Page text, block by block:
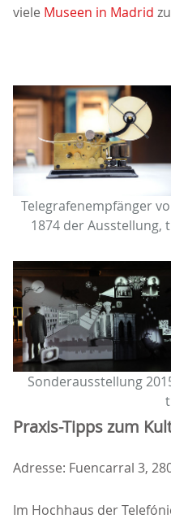
viele Museen in Madrid
Telegrafenempfänger
1874 der Ausstellung,
Sonderausstellung
Praxis-Tipps zum
Adresse: Fuencarral 3,
Im Hochhaus der